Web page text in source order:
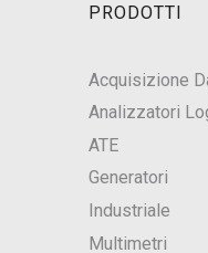
PRODOTTI
Acquisizione
Analizzatori
ATE
Generatori
Industriale
Multimetri